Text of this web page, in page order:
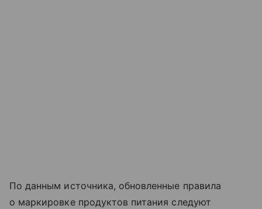
По данным источника, обновленные правила
о маркировке продуктов питания следуют